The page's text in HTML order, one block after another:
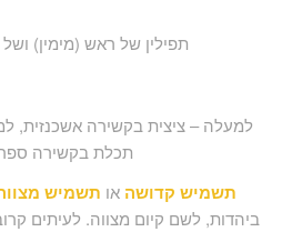
תפילין של ראש (מימין)
למעלה – ציצית בקשירה אשכנזית,
תכלת בקשירה
תשמיש קדושה או תשמיש
ביהדות, לשם קיום מצווה. לעיתים